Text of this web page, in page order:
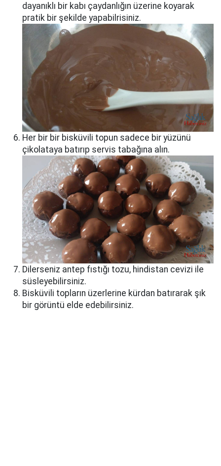
dayanıklı bir kabı çaydanlığın üzerine koyarak
pratik bir şekilde yapabilrisiniz.
Her bir bir bisküvili topun sadece bir yüzünü
çikolataya batırıp servis tabağına alın.
Dilerseniz antep fıstığı tozu, hindistan cevizi ile
süsleyebilirsiniz.
Bisküvili topların üzerlerine kürdan batırarak şık
bir görüntü elde edebilirsiniz.